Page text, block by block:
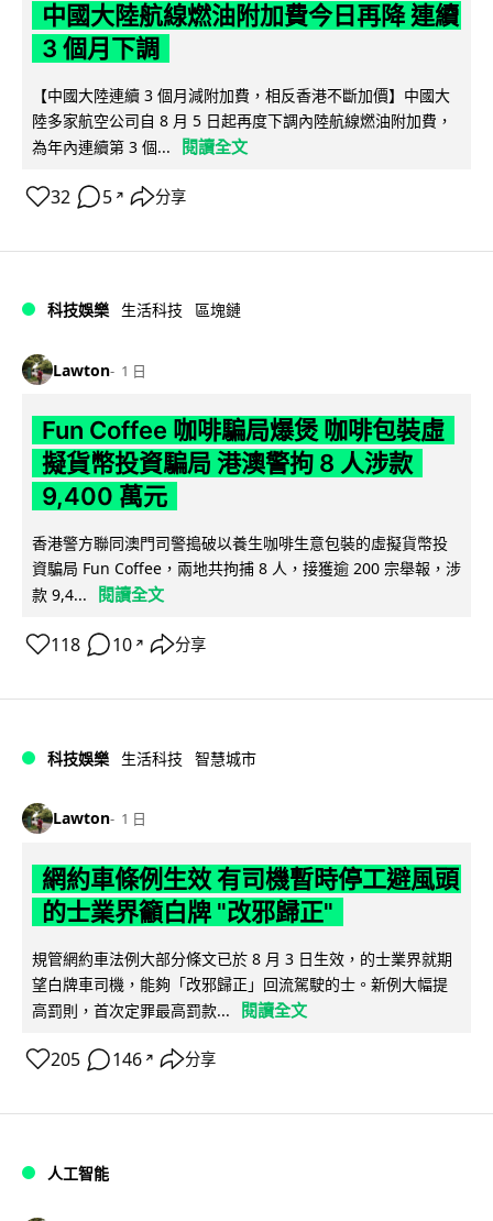
中國大陸航線燃油附加費今日再降 連續
3 個月下調
【中國大陸連續 3 個月減附加費，相反香港不斷加價】中國大
陸多家航空公司自 8 月 5 日起再度下調內陸航線燃油附加費，
為年內連續第 3 個...
閱讀全文
32 5 ↗ 分享
科技娛樂 生活科技 區塊鏈
Lawton 1 日
Fun Coffee 咖啡騙局爆煲 咖啡包裝虛
擬貨幣投資騙局 港澳警拘 8 人涉款
9,400 萬元
香港警方聯同澳門司警搗破以養生咖啡生意包裝的虛擬貨幣投
資騙局 Fun Coffee，兩地共拘捕 8 人，接獲逾 200 宗舉報，涉
款 9,4...
閱讀全文
118 10 ↗ 分享
科技娛樂 生活科技 智慧城市
Lawton 1 日
網約車條例生效 有司機暫時停工避風頭
的士業界籲白牌 "改邪歸正"
規管網約車法例大部分條文已於 8 月 3 日生效，的士業界就期
望白牌車司機，能夠「改邪歸正」回流駕駛的士。新例大幅提
高罰則，首次定罪最高罰款...
閱讀全文
205 146 ↗ 分享
人工智能